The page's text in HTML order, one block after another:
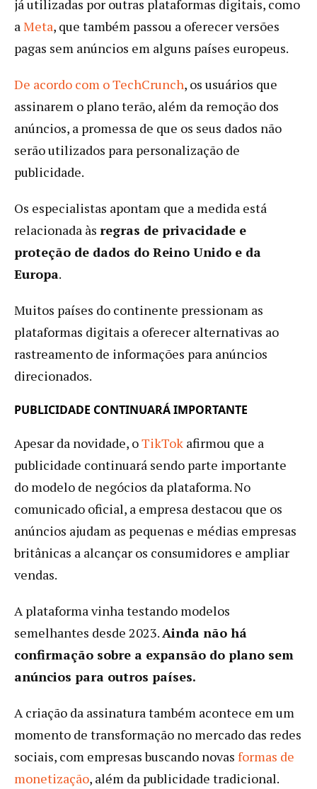
já utilizadas por outras plataformas digitais, como
aMeta, que também passou a oferecer versões
pagas sem anúncios em alguns países europeus.
De acordo com o TechCrunch, os usuários que
assinarem o plano terão, além da remoção dos
anúncios, a promessa de que os seus dados não
serão utilizados para personalização de
publicidade.
Os especialistas apontam que a medida está
relacionada às regras de privacidade e
proteção de dados do Reino Unido e da
Europa.
Muitos países do continente pressionam as
plataformas digitais a oferecer alternativas ao
rastreamento de informações para anúncios
direcionados.
PUBLICIDADE CONTINUARÁ IMPORTANTE
Apesar da novidade, oTikTok afirmou que a
publicidade continuará sendo parte importante
do modelo de negócios da plataforma. No
comunicado oficial, a empresa destacou que os
anúncios ajudam as pequenas e médias empresas
britânicas a alcançar os consumidores e ampliar
vendas.
A plataforma vinha testando modelos
semelhantes desde 2023.Ainda não há
confirmação sobre a expansão do plano sem
anúncios para outros países.
A criação da assinatura também acontece em um
momento de transformação no mercado das redes
sociais, com empresas buscando novas formas de
monetização, além da publicidade tradicional.